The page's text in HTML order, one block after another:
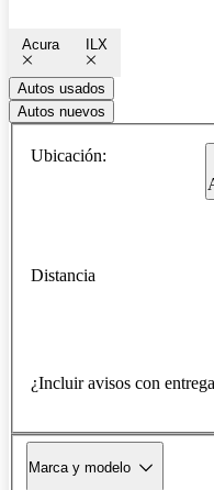
Acura ILX
Autos usados
Autos nuevos
Ubicación:
Distancia
¿Incluir avisos con
Marca y modelo